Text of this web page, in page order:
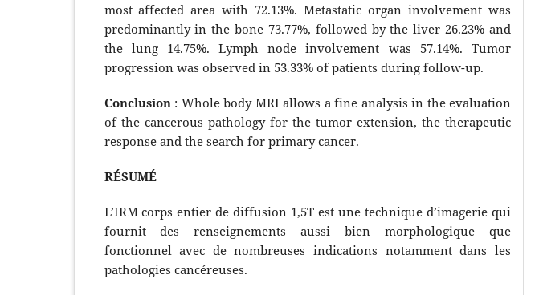
most affected area with 72.13%. Metastatic organ involvement was
predominantly in the bone 73.77%, followed by the liver 26.23% and
the lung 14.75%. Lymph node involvement was 57.14%. Tumor
progression was observed in 53.33% of patients during follow-up.
Conclusion : Whole body MRI allows a fine analysis in the evaluation
of the cancerous pathology for the tumor extension, the therapeutic
response and the search for primary cancer.
RÉSUMÉ
L’IRM corps entier de diffusion 1,5T est une technique d’imagerie qui
fournit des renseignements aussi bien morphologique que
fonctionnel avec de nombreuses indications notamment dans les
pathologies cancéreuses.